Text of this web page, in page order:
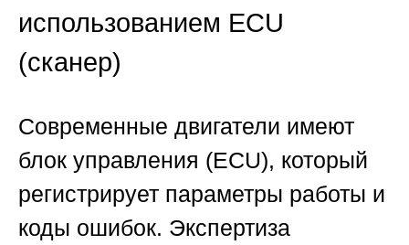
использованием ECU
(сканер)
Современные двигатели имеют
блок управления (ECU), который
регистрирует параметры работы и
коды ошибок. Экспертиза